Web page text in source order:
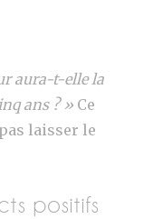
aura-t-elle la
ans ? » Ce
laisser le
positifs